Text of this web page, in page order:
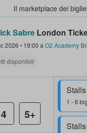
Il marketplace dei
- Dove i fan
Sabre London
2026 • 19:00 a O2 Academy
disponibili
1 - 6
4 5+